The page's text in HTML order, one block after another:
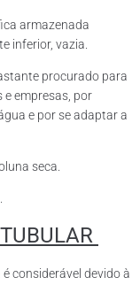
armazenada
inferior, vazia.
procurado para
e empresas, por
e por se adaptar a
seca.
considerável devido à